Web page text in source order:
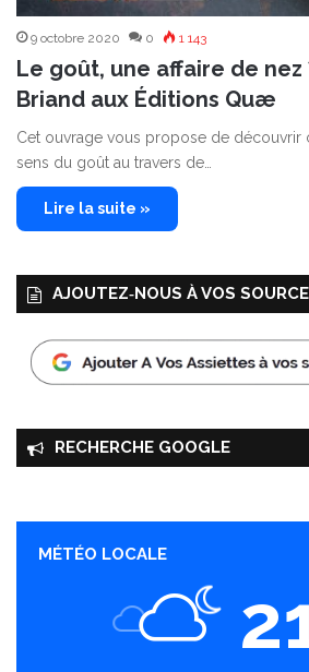
9 octobre 2020 0 1 143
Le goût, une affaire de nez
Briand aux Éditions Quæ
Cet ouvrage vous propose de
sens du goût au travers de…
Lire la suite »
AJOUTEZ‑NOUS À VOS
RECHERCHE GOOGLE
MÉTÉO LOCALE